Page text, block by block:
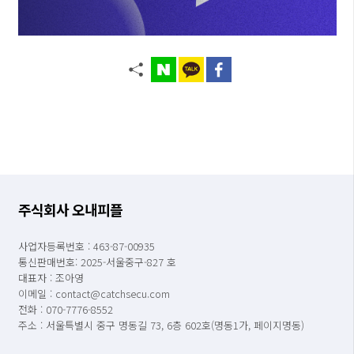
주식회사 오내피플
사업자등록번호 : 463-87-00935
통신판매번호: 2025-서울중구-827 호
대표자 : 조아영
이메일 : contact@catchsecu.com
전화 : 070-7776-8552
주소 : 서울특별시 중구 명동길 73, 6층 602호(명동1가, 페이지명동)